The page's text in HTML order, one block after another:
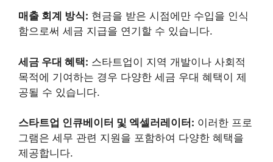
매출 회계 방식: 현금을 받은 시점에만 수입을 인식
함으로써 세금 지급을 연기할 수 있습니다.
세금 우대 혜택: 스타트업이 지역 개발이나 사회적
목적에 기여하는 경우 다양한 세금 우대 혜택이 제
공될 수 있습니다.
스타트업 인큐베이터 및 엑셀러레이터: 이러한 프로
그램은 세무 관련 지원을 포함하여 다양한 혜택을
제공합니다.